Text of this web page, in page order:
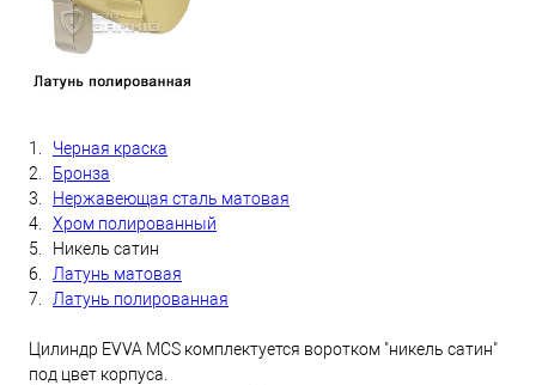
1. Черная краска
2. Бронза
3. Нержавеющая сталь матовая
4. Хром полированный
5. Никель сатин
6. Латунь матовая
7. Латунь полированная
Цилиндр EVVA MCS комплектуется воротком "никель сатин"
под цвет корпуса.